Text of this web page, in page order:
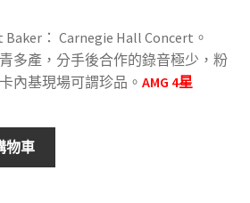
Baker： Carnegie Hall Concert。
多產，分手後合作的錄音極少，粉
內基現場可謂珍品。 AMG 4星
物車